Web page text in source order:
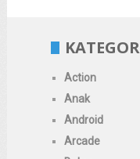
Action
Anak
Android
Arcade